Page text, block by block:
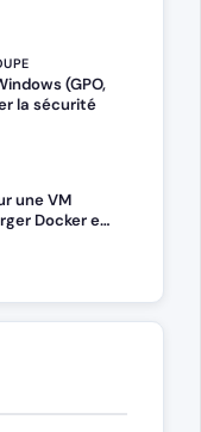
(GPO,
la sécurité
une VM
Docker et